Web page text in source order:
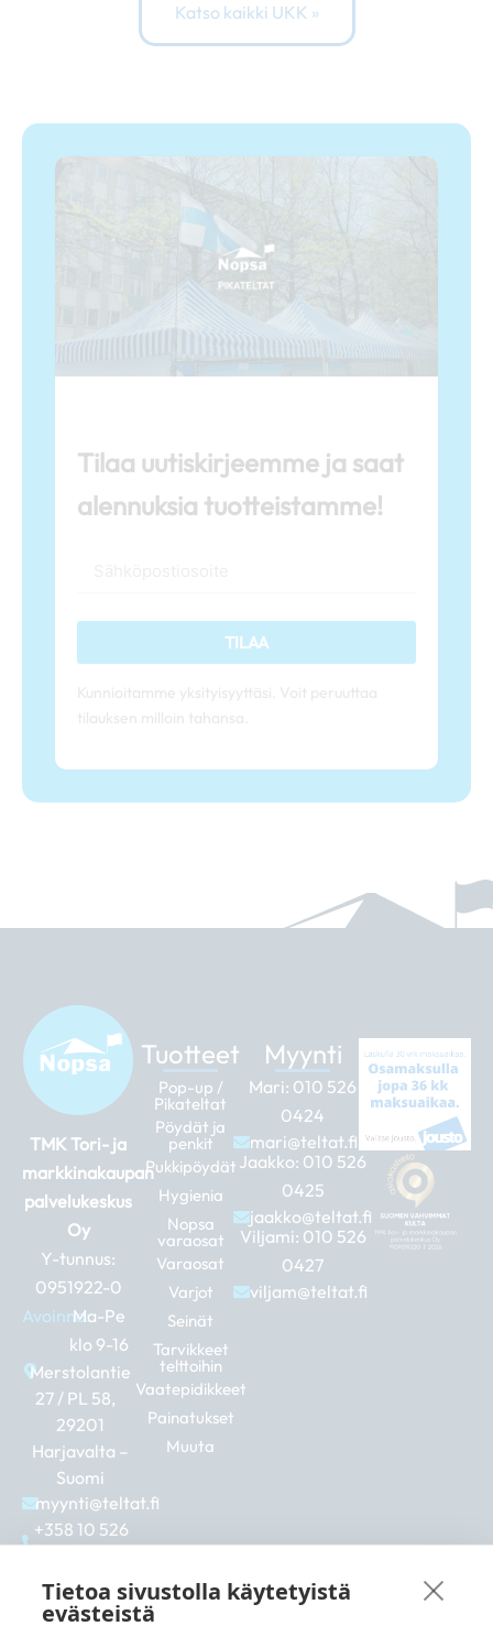
Katso kaikki UKK »
Tilaa uutiskirjeemme ja saat
alennuksia tuotteistamme!
TILAA
TMK Tori- ja
markkinakaupan
palvelukeskus
Oy
Y-tunnus:
0951922-0
Avoinna:Ma-Pe
klo 9-16
Merstolantie
27 / PL 58,
29201
Harjavalta –
Suomi
myynti@teltat.fi
+358 10 526
F
a
I
n
L
i
Tuotteet
Pop-up /
Pikateltat
Pöydät ja
penkit
Pukkipöydät
Hygienia
Nopsa
varaosat
Varaosat
Varjot
Seinät
Tarvikkeet
telttoihin
Vaatepidikkeet
Painatukset
Muuta
Myynti
Mari: 010 526
0424
mari@teltat.fi
Jaakko: 010 526
0425
jaakko@teltat.fi
Viljami: 010 526
0427
viljam@teltat.fi
Tietoa sivustolla käytetyistä
evästeistä